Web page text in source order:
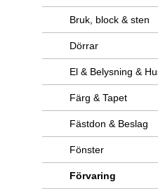
Bruk, block & sten
Dörrar
El & Belysning &
Färg & Tapet
Fästdon & Beslag
Fönster
Förvaring